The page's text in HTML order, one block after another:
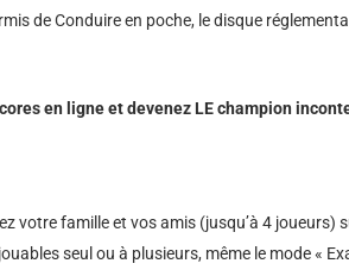
de Conduire en poche, le disque
en ligne et devenez LE champion
votre famille et vos amis (jusqu’à 4 joueurs)
seul ou à plusieurs, même le mode «